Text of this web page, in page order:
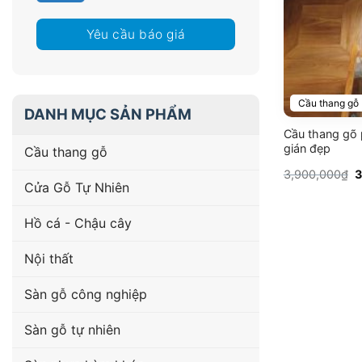
Yêu cầu báo giá
DANH MỤC SẢN PHẨM
Cầu thang gỗ
Cửa Gỗ Tự Nhiên
Hồ cá - Chậu cây
Nội thất
Sàn gỗ công nghiệp
Sàn gỗ tự nhiên
Cầu thang gỗ
Cầu thang gõ
gián đẹp
3,900,000₫